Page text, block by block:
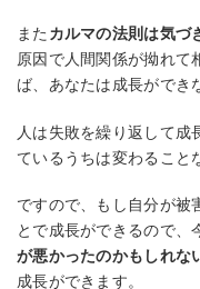
また カルマの法則は気づ
原因で人間関係が拗れて
ば、あなたは成長ができ
人は失敗を繰り返して成
ているうちは変わること
ですので、もし自分が被
とで成長ができるので、
が悪かったのかもしれ
成長ができます。